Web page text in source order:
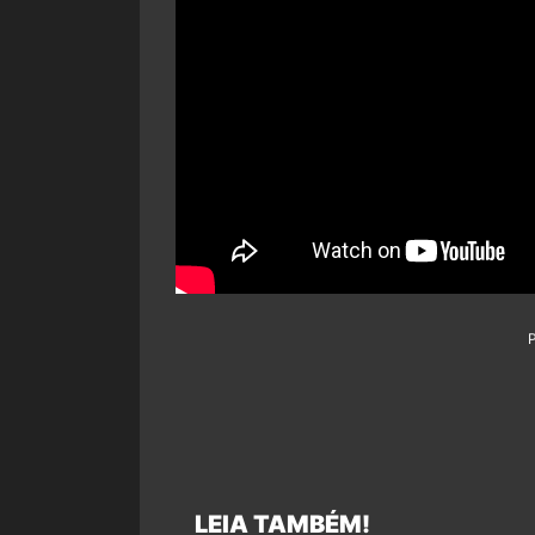
LEIA TAMBÉM!